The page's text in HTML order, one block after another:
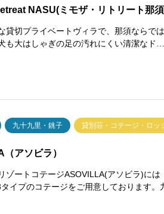
NASU(ミモザ・リトリート那
貸切プライベートヴィラで、那須ならで
も大はしゃぎの足の汚れにくい清潔なド…
九十九里・銚子 貸別荘・コテージ・ロッ
アソビラ）
ゾートコテージASOVILLA(アソビラ)には
タイプのコテージをご用意しております。